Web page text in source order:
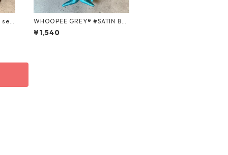
seri
WHOOPEE GREY® #SATIN BL
UE/Sサイズ
¥1,540